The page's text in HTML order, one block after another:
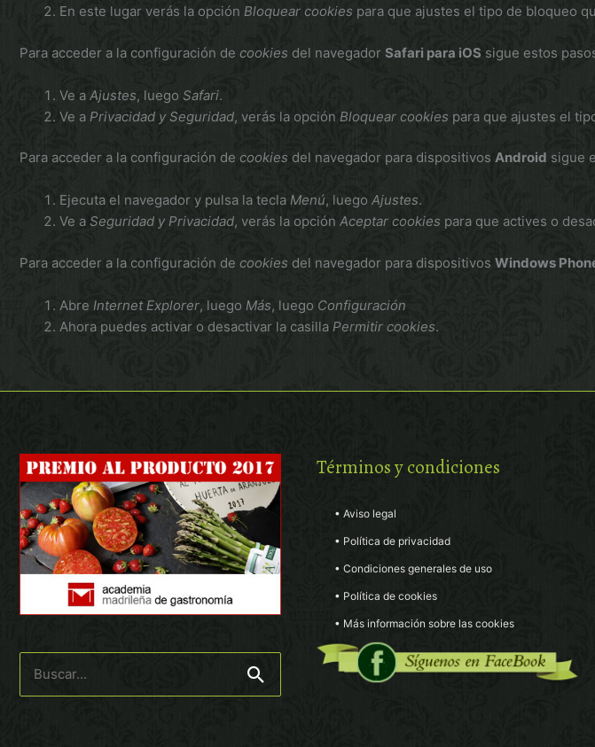
En este lugar verás la opción Bloquear cookies para que ajustes el tipo de bloqueo
Para acceder a la configuración de cookies del navegador Safari para iOS sigue estos
Ve a Ajustes, luego Safari.
Ve a Privacidad y Seguridad, verás la opción Bloquear cookies para que ajustes el
Para acceder a la configuración de cookies del navegador para dispositivos Android sigue
Ejecuta el navegador y pulsa la tecla Menú, luego Ajustes.
Ve a Seguridad y Privacidad, verás la opción Aceptar cookies para que actives o
Para acceder a la configuración de cookies del navegador para dispositivos Windows
Abre Internet Explorer, luego Más, luego Configuración
Ahora puedes activar o desactivar la casilla Permitir cookies.
por:
Términos y condiciones
• Aviso legal
• Política de privacidad
• Condiciones generales de uso
• Política de cookies
• Más información sobre las cookies